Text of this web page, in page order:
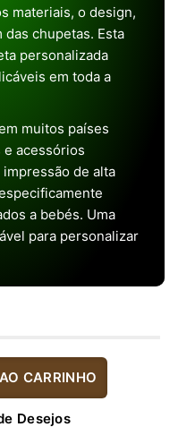
materiais, o design,
chupetas. Esta
personalizada
em toda a
muitos países
e acessórios
de alta
a bebés. Uma
para personalizar
CARRINHO
Desejos